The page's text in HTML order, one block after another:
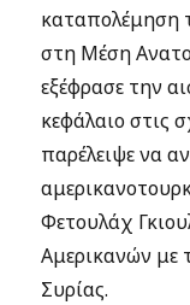
καταπολέμηση
στη Μέση
εξέφρασε την
κεφάλαιο στις
παρέλειψε να
Φετουλάχ
Αμερικανών με
Συρίας.